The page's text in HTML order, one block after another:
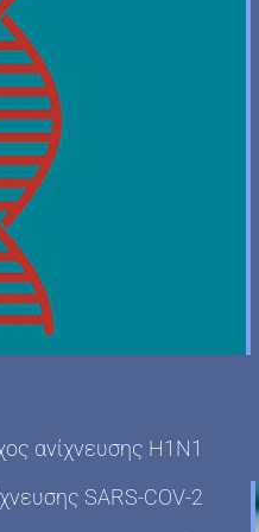
ανίχνευσης H1N1
SARS-COV-2